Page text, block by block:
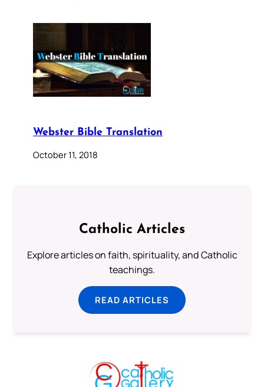
Webster Bible Translation
October 11, 2018
Catholic Articles
Explore articles on faith, spirituality, and Catholic
teachings.
READ ARTICLES